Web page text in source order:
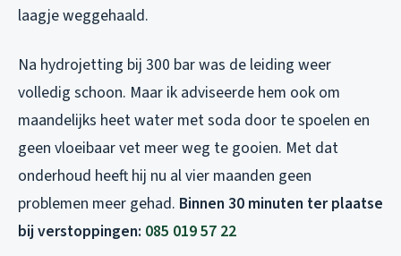
laagje weggehaald.
Na hydrojetting bij 300 bar was de leiding weer
volledig schoon. Maar ik adviseerde hem ook om
maandelijks heet water met soda door te spoelen en
geen vloeibaar vet meer weg te gooien. Met dat
onderhoud heeft hij nu al vier maanden geen
problemen meer gehad. Binnen 30 minuten ter plaatse
bij verstoppingen: 085 019 57 22